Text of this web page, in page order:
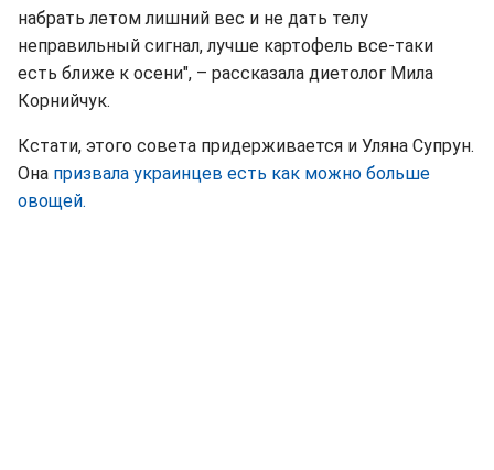
набрать летом лишний вес и не дать телу
неправильный сигнал, лучше картофель все-таки
есть ближе к осени", – рассказала диетолог Мила
Корнийчук.
Кстати, этого совета придерживается и Уляна Супрун.
Она призвала украинцев есть как можно больше
овощей.